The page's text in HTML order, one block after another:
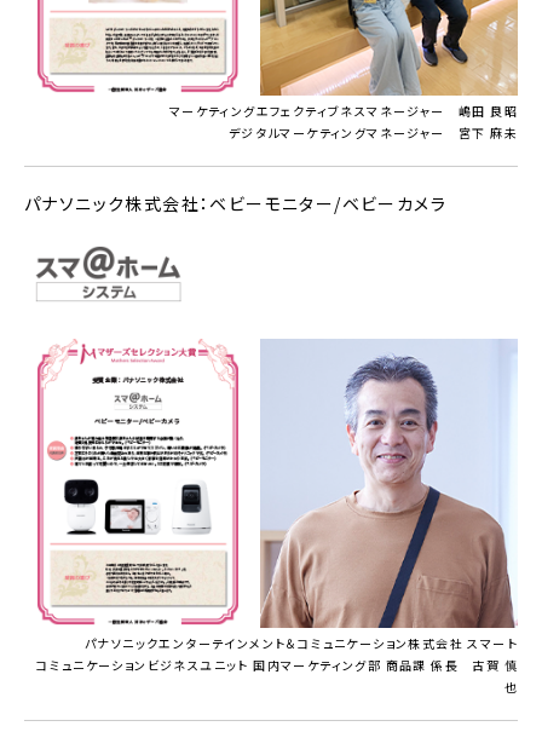
マーケティングエフェクティブネスマネージャー 嶋田 良昭
デジタルマーケティングマネージャー 宮下 麻未
パナソニック株式会社：ベビーモニター/ベビーカメラ
パナソニックエンターテインメント＆コミュニケーション株式会社 スマート
コミュニケーションビジネスユニット 国内マーケティング部 商品課 係長 古賀 慎
也